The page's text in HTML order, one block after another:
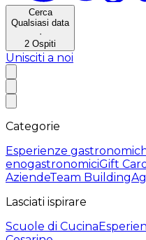
Cerca
Qualsiasi data
·
2 Ospiti
Unisciti a noi
Categorie
Esperienze
enogastronomiciGift Card
AziendeTeam Building
Lasciati ispirare
Scuole di Cucina